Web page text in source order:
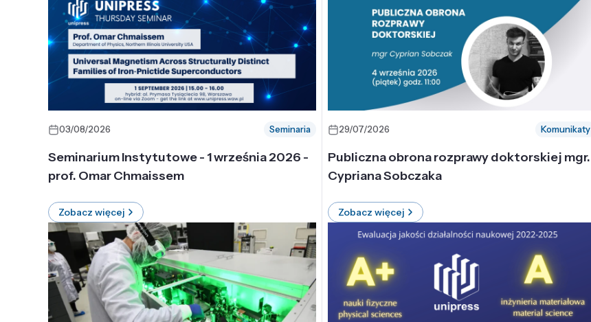
03/08/2026 Seminaria
Seminarium Instytutowe - 1 września 2026 -
prof. Omar Chmaissem
Zobacz więcej
29/07/2026 Komunikaty
Publiczna obrona rozprawy doktorskiej mgr.
Cypriana Sobczaka
Zobacz więcej